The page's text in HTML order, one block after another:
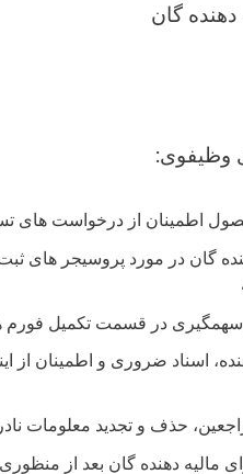
گان
وظیفوی
اطمینان از درخواست های
گان در مورد پروسیجر های
و سهمگیری در قسمت تکمیل
اسناد ضروری و اطمینان
حذف و تجدید معلومات
مالیه دهنده گان بعد از